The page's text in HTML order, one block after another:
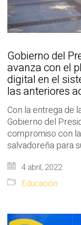
Gobierno del
avanza con el
digital en el
las anteriores
Con la entrega de
Gobierno del
compromiso con
salvadoreña para
4 abril, 2022
Educación